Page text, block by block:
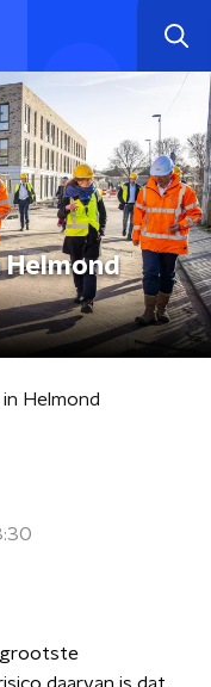
Helmond
grootste